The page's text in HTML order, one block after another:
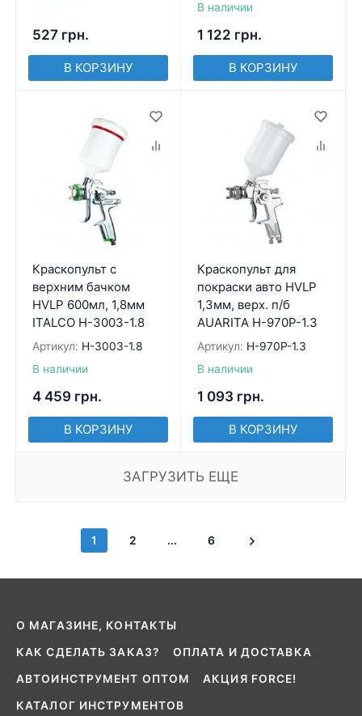
527 грн.
В КОРЗИНУ
В наличии
1 122 грн.
В КОРЗИНУ
Краскопульт с
верхним бачком
HVLP 600мл, 1,8мм
ITALCO H-3003-1.8
Артикул: H-3003-1.8
В наличии
4 459 грн.
В КОРЗИНУ
Краскопульт для
покраски авто HVLP
1,3мм, верх. п/б
AUARITA H-970P-1.3
Артикул: H-970P-1.3
В наличии
1 093 грн.
В КОРЗИНУ
ЗАГРУЗИТЬ ЕЩЕ
1 2 ... 6
О МАГАЗИНЕ, КОНТАКТЫ
КАК СДЕЛАТЬ ЗАКАЗ? ОПЛАТА И ДОСТАВКА
АВТОИНСТРУМЕНТ ОПТОМ АКЦИЯ FORCE!
КАТАЛОГ ИНСТРУМЕНТОВ